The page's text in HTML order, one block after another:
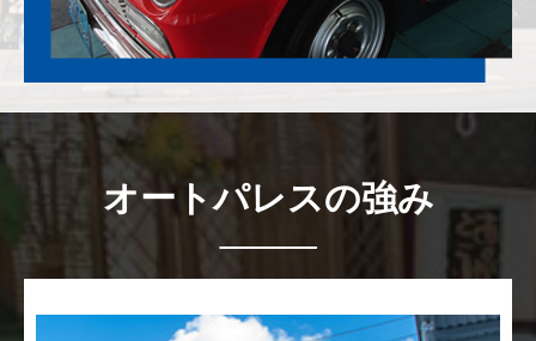
オートパレスの強み